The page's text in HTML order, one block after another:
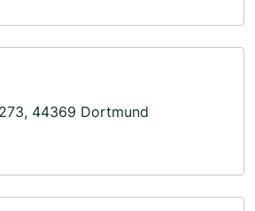
44369 Dortmund